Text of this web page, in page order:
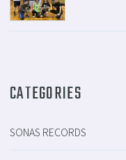
CATEGORIES
SONAS RECORDS